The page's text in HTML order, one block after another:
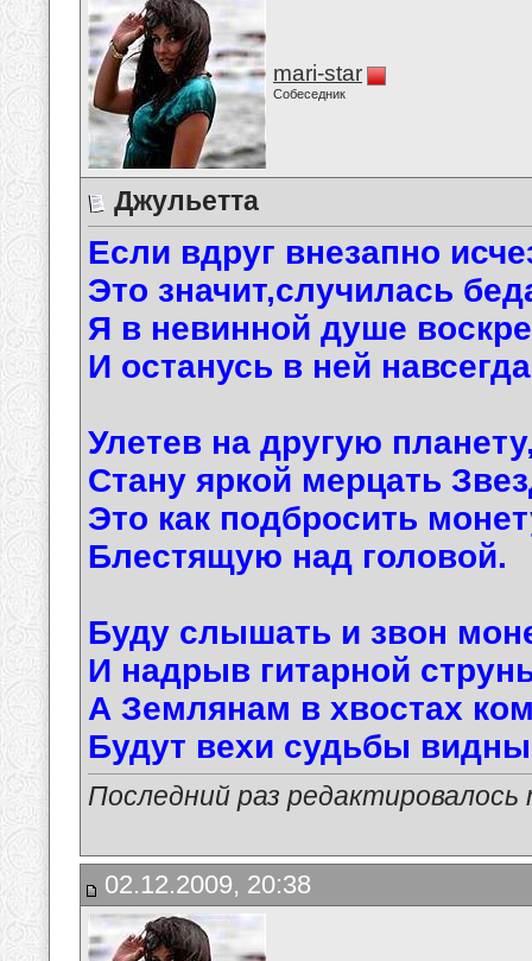
mari-star
Собеседник
Джульетта
Если вдруг внезапно
Это значит,случилась
Я в невинной душе
И останусь в ней
Улетев на другую
Стану яркой мерцать
Это как подбросить
Блестящую над головой.
Буду слышать и звон
И надрыв гитарной
А Землянам в хвостах
Будут вехи судьбы
Последний раз
02.12.2009, 20:38